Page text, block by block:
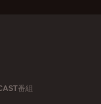
番組